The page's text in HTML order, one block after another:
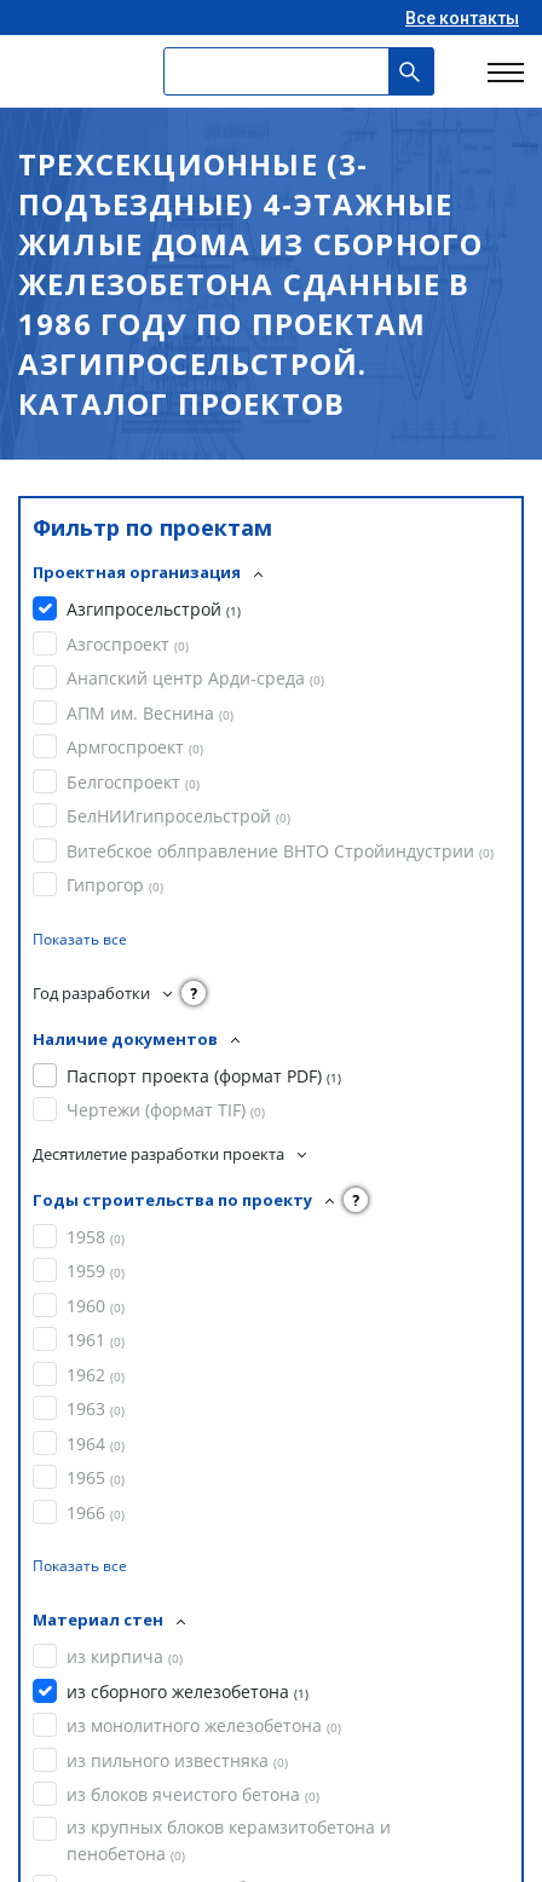
Все контакты
ТРЕХСЕКЦИОННЫЕ (3-
ПОДЪЕЗДНЫЕ) 4-ЭТАЖНЫЕ
ЖИЛЫЕ ДОМА ИЗ СБОРНОГО
ЖЕЛЕЗОБЕТОНА СДАННЫЕ В
1986 ГОДУ ПО ПРОЕКТАМ
АЗГИПРОСЕЛЬСТРОЙ.
КАТАЛОГ ПРОЕКТОВ
Фильтр по проектам
Проектная организация
Азгипросельстрой (1)
Азгоспроект (0)
Анапский центр Арди-среда (0)
АПМ им. Веснина (0)
Армгоспроект (0)
Белгоспроект (0)
БелНИИгипросельстрой (0)
Витебское облправление ВНТО Стройиндустрии (0)
Гипрогор (0)
Показать все
Год разработки ?
Наличие документов
Паспорт проекта (формат PDF) (1)
Чертежи (формат TIF) (0)
Десятилетие разработки проекта
Годы строительства по проекту ?
1958 (0)
1959 (0)
1960 (0)
1961 (0)
1962 (0)
1963 (0)
1964 (0)
1965 (0)
1966 (0)
Показать все
Материал стен
из кирпича (0)
из сборного железобетона (1)
из монолитного железобетона (0)
из пильного известняка (0)
из блоков ячеистого бетона (0)
из крупных блоков керамзитобетона и
пенобетона (0)